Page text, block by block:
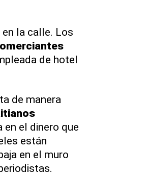
en la calle. Los
de hotel
de manera
el dinero que
están
en el muro